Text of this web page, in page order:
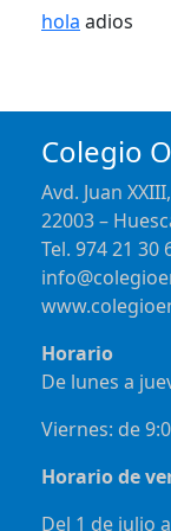
hola adios
Colegio
Avd. Juan
22003 –
Tel. 974 21 30
Horario
De lunes a
Viernes: de
Horario de
Del 1 de julio